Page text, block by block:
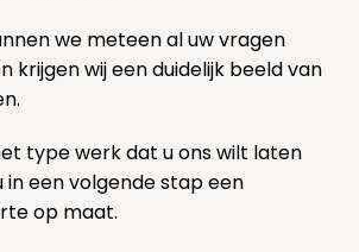
we meteen al uw vragen
krijgen wij een duidelijk beeld van
type werk dat u ons wilt laten
in een volgende stap een
op maat.